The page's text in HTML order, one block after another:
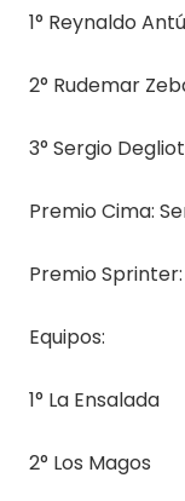
1° Reynaldo
2° Rudemar
3° Sergio
Premio Cima:
Premio
Equipos:
1° La Ensalada
2° Los Magos